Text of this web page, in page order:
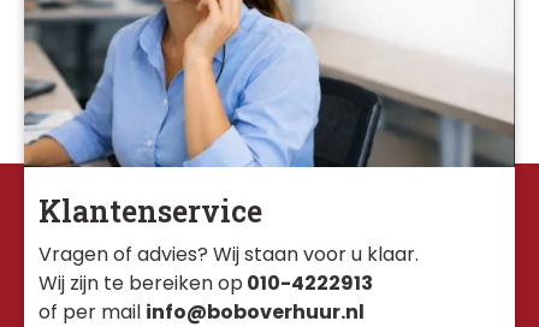
Klantenservice
Vragen of advies? Wij staan voor u klaar.
Wij zijn te bereiken op 010-4222913
of per mail info@boboverhuur.nl